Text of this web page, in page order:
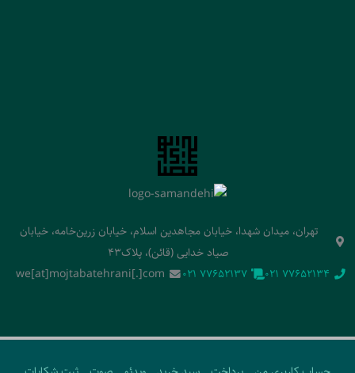
تهران، میدان شهدا، خیابان مجاهدین اسلام، خیابان زرین‌خامه، خیابان
صیاد خدایی (قائن)، پلاک43
‭021 77652134‬
‭021 77652137‬
we[at]mojtabatehrani[.]com